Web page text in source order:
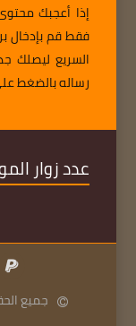
إذا أعجبك
فقط قم بإدخال
السريع ليصلك
رساله بالضغط
عدد زوار
جميع